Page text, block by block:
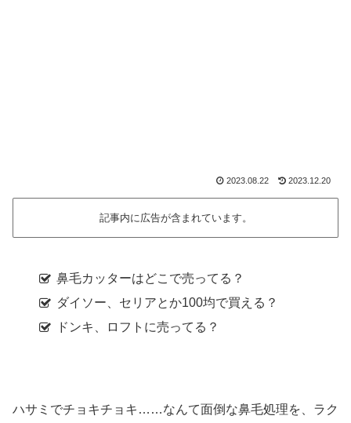
2023.08.22 2023.12.20
記事内に広告が含まれています。
鼻毛カッターはどこで売ってる？
ダイソー、セリアとか100均で買える？
ドンキ、ロフトに売ってる？
ハサミでチョキチョキ……なんて面倒な鼻毛処理を、ラク